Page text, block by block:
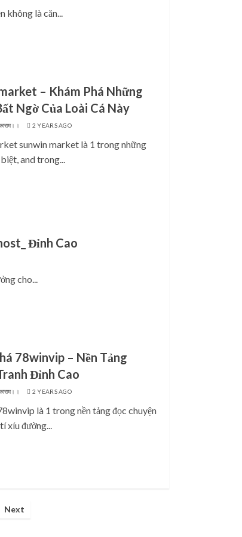
không là căn...
– Khám Phá Những
Ngờ Của Loài Cá Này
2 YEARS AGO
sunwin market là 1 trong những
and trong...
Đỉnh Cao
cho...
78winvip – Nền Tảng
Đỉnh Cao
2 YEARS AGO
là 1 trong nền tảng đọc chuyện
đường...
Next